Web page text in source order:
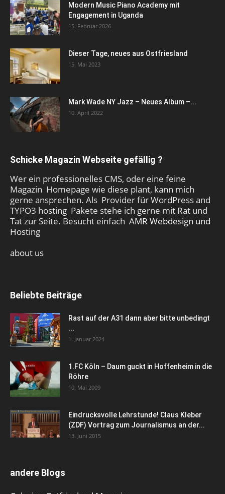
Modern Music Piano Academy mit
Engagement in Uganda
15. Februar 2026
Dieser Tage, neues aus Ostfriesland
15. Mai 2023
Mark Wade NY Jazz – Neues Album –...
10. April 2022
Schicke Magazin Webseite gefällig ?
Wer ein professionelles CMS, oder eine feine
Magazin Homepage wie diese plant, kann mich
gerne ansprechen. Als Provider für WordPress and
TYPO3 hosting Pakete stehe ich gerne mit Rat und
Tat zur Seite. Besucht einfach AMR Webdesign und
Hosting
about us
Beliebte Beiträge
Rast auf der A31 dann aber bitte unbedingt
...
1. Januar 2024
1.FC Köln – Daum guckt in Hoffenheim in die
Röhre
10. Mai 2009
Eindrucksvolle Lehrstunde! Claus Kleber
(ZDF) Vortrag zum Journalismus an der...
13. Juni 2015
andere Blogs